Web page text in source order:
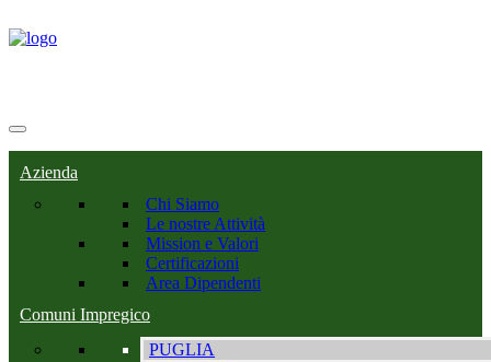
Azienda
Chi Siamo
Le nostre Attività
Mission e Valori
Certificazioni
Area Dipendenti
Comuni Impregico
PUGLIA